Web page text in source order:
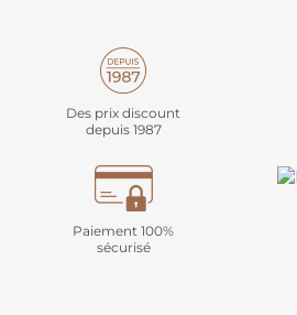
Des prix discount
depuis 1987
Paiement 100%
sécurisé